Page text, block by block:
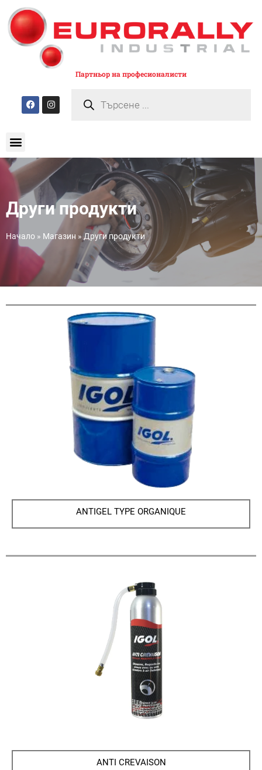
Партньор на професионалисти
Други продукти
Начало » Магазин » Други продукти
ANTIGEL TYPE ORGANIQUE
ANTI CREVAISON